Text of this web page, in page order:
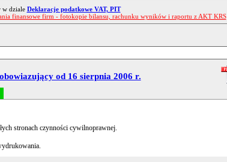
w dziale Deklaracje podatkowe VAT, PIT
finansowe firm - fotokopie bilansu, rachunku wyników i raportu z AKT KRS
od 16 sierpnia 2006 r.
stronach czynności cywilnoprawnej.